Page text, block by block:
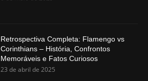
Retrospectiva Completa: Flamengo vs
Corinthians – História, Confrontos
Memoráveis e Fatos Curiosos
23 de abril de 2025